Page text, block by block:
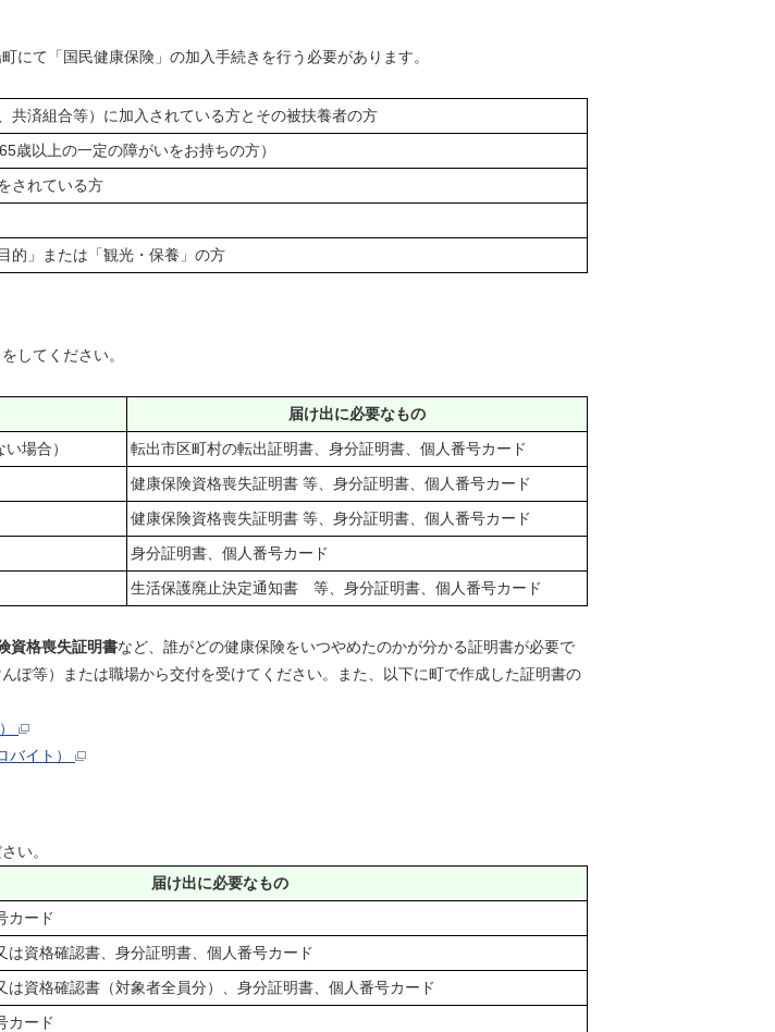
て「国民健康保険」の加入手続きを行う必要があります。
共済組合等）に加入されている方とその被扶養者の方
歳以上の一定の障がいをお持ちの方）
されている方
的」または「観光・保養」の方
してください。
届け出に必要なもの
場合）
転出市区町村の転出証明書、身分証明書、個人番号カード
健康保険資格喪失証明書 等、身分証明書、個人番号カード
健康保険資格喪失証明書 等、身分証明書、個人番号カード
身分証明書、個人番号カード
生活保護廃止決定通知書 等、身分証明書、個人番号カード
資格喪失証明書など、誰がどの健康保険をいつやめたのかが分かる証明書が必要で
ぽ等）または職場から交付を受けてください。また、以下に町で作成した証明書の
バイト）
い。
届け出に必要なもの
カード
は資格確認書、身分証明書、個人番号カード
は資格確認書（対象者全員分）、身分証明書、個人番号カード
カード